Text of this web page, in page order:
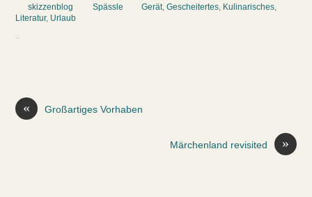
skizzenblog Spässle Gerät,Gescheitertes, Kulinarisches,
Literatur, Urlaub
« Großartiges Vorhaben
»
Märchenland revisited